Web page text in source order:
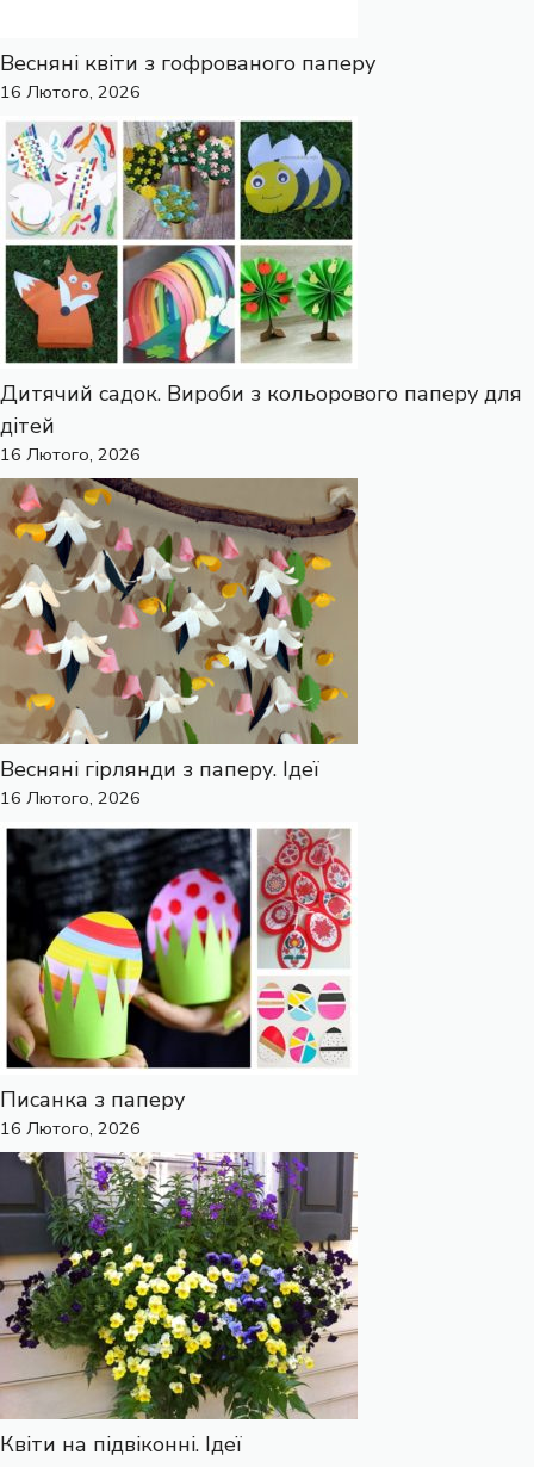
Весняні квіти з гофрованого паперу
16 Лютого, 2026
Дитячий садок. Вироби з кольорового паперу для
дітей
16 Лютого, 2026
Весняні гірлянди з паперу. Ідеї
16 Лютого, 2026
Писанка з паперу
16 Лютого, 2026
Квіти на підвіконні. Ідеї